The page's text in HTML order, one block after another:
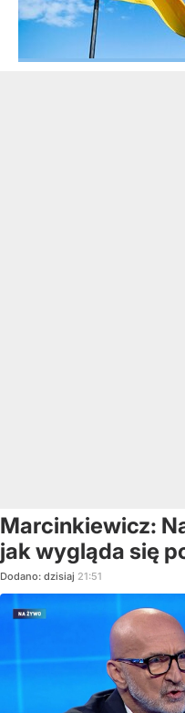
Marcinkiewicz:
jak wygląda się
Dodano: dzisiaj 21:51